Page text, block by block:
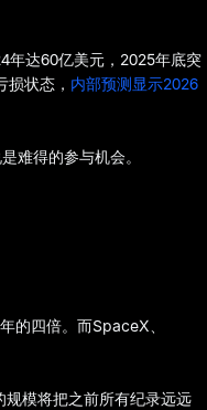
年达60亿美元，2025年底突
状态， 内部预测显示2026
难得的参与机会。
的四倍。而SpaceX、
模将把之前所有纪录远远